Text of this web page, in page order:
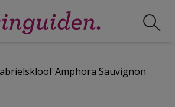
Amphora Sauvignon